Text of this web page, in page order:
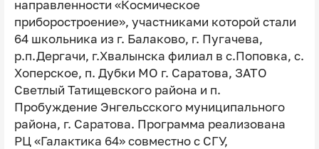
направленности «Космическое
приборостроение», участниками которой стали
64 школьника из г. Балаково, г. Пугачева,
р.п.Дергачи, г.Хвалынска филиал в с.Поповка, с.
Хоперское, п. Дубки МО г. Саратова, ЗАТО
Светлый Татищевского района и п.
Пробуждение Энгельсского муниципального
района, г. Саратова. Программа реализована
РЦ «Галактика 64» совместно с СГУ,